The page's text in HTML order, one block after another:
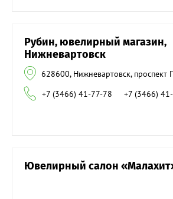
Рубин, ювелирный магазин,
Нижневартовск
628600, Нижневартовск, проспект
+7 (3466) 41-77-78
+7 (3466)
Ювелирный салон